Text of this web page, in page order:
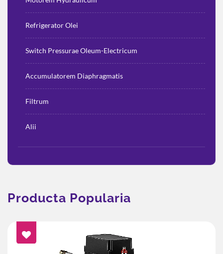
Refrigerator Olei
Switch Pressurae Oleum-Electricum
Accumulatorem Diaphragmatis
Filtrum
Alii
Producta Popularia